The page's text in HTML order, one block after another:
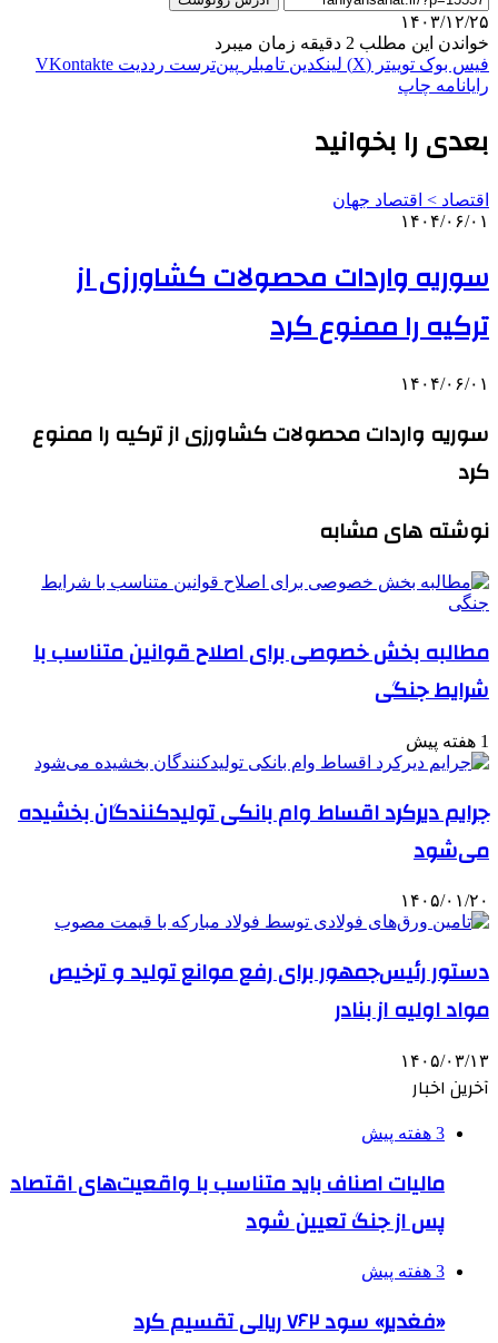
۱۴۰۳/۱۲/۲۵
خواندن این مطلب 2 دقیقه زمان میبرد
فیس بوک توییتر (X) لینکدین ‫تامبلر ‫پین‌ترست ‫رددیت ‫VKontakte
رایانامه چاپ
بعدی را بخوانید
اقتصاد > اقتصاد جهان
۱۴۰۴/۰۶/۰۱
سوریه واردات محصولات کشاورزی از
ترکیه را ممنوع کرد
۱۴۰۴/۰۶/۰۱
سوریه واردات محصولات کشاورزی از ترکیه را ممنوع
کرد
نوشته های مشابه
مطالبه بخش خصوصی برای اصلاح قوانین متناسب با
شرایط جنگی
1 هفته پیش
جرایم دیرکرد اقساط وام بانکی تولیدکنندگان بخشیده
می‌شود
۱۴۰۵/۰۱/۲۰
دستور رئیس‌جمهور برای رفع موانع تولید و ترخیص
مواد اولیه از بنادر
۱۴۰۵/۰۳/۱۳
آخرین اخبار
3 هفته پیش
مالیات اصناف باید متناسب با واقعیت‌های اقتصاد
پس از جنگ تعیین شود
3 هفته پیش
«فغدیر» سود ۷۶۲ ریالی تقسیم کرد